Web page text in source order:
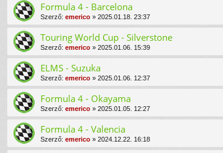
Formula 4 - Barcelona
Szerző: emerico » 2025.01.18. 23:37
Touring World Cup - Silverstone
Szerző: emerico » 2025.01.06. 15:39
ELMS - Suzuka
Szerző: emerico » 2025.01.06. 12:37
Formula 4 - Okayama
Szerző: emerico » 2025.01.05. 12:27
Formula 4 - Valencia
Szerző: emerico » 2024.12.22. 16:18